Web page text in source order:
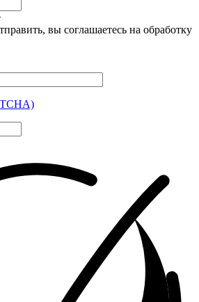
вы соглашаетесь на обработку